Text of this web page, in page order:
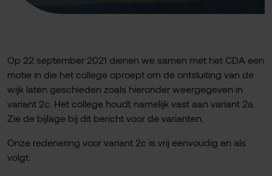
Op 22 september 2021 dienen we samen met het CDA een
motie in die het college oproept om de ontsluiting van de
wijk laten geschieden zoals hieronder weergegeven in
variant 2c. Het college houdt namelijk vast aan variant 2a.
Zie de bijlage bij dit bericht voor de varianten.
Onze redenering voor variant 2c is vrij eenvoudig en als
volgt: